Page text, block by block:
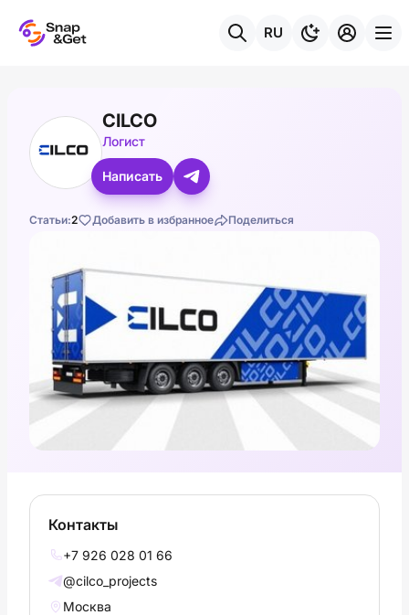
RU
CILCO
Логист
Написать
Статьи:2 Добавить в избранное Поделиться
Контакты
+7 926 028 01 66
@cilco_projects
Москва